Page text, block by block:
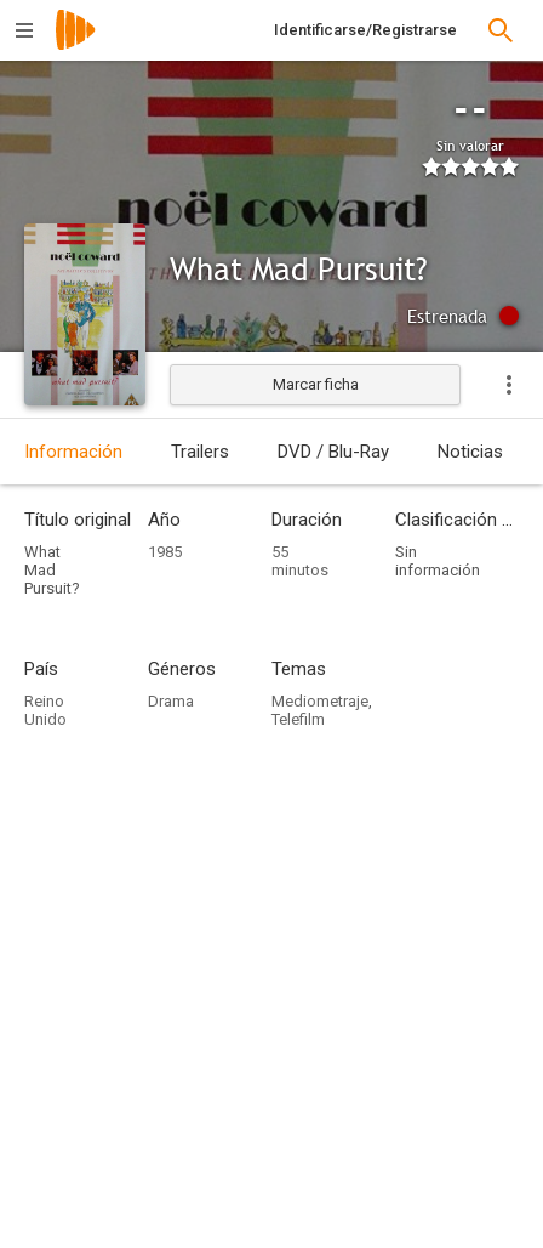
Identificarse/Registrarse
--
Sin valorar
What Mad Pursuit?
Estrenada
Marcar ficha
Información Trailers DVD / Blu-Ray Noticias
Título original
What
Mad
Pursuit?
Año
1985
Duración
55
minutos
Clasificación por edades
Sin
información
País
Reino
Unido
Géneros
Drama
Temas
Mediometraje,
Telefilm